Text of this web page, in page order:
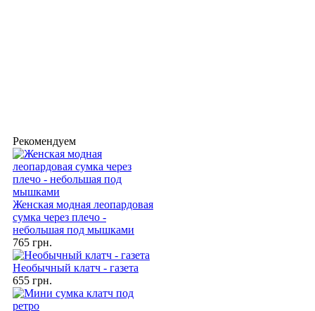
Рекомендуем
Женская модная леопардовая
сумка через плечо -
небольшая под мышками
765 грн.
Необычный клатч - газета
655 грн.